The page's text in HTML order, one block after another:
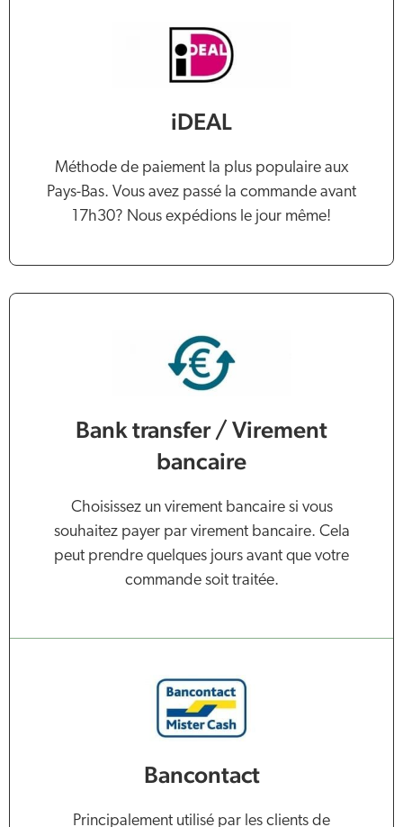
iDEAL
Méthode de paiement la plus populaire aux
Pays-Bas. Vous avez passé la commande avant
17h30? Nous expédions le jour même!
Bank transfer / Virement
bancaire
Choisissez un virement bancaire si vous
souhaitez payer par virement bancaire. Cela
peut prendre quelques jours avant que votre
commande soit traitée.
Bancontact
Principalement utilisé par les clients de